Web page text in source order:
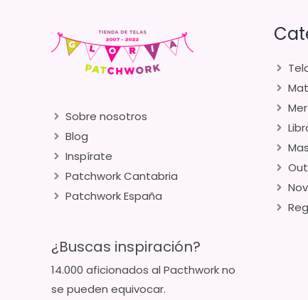
Sobre nosotros
Blog
Inspírate
Patchwork Cantabria
Patchwork España
¿Buscas inspiración?
14.000 aficionados al Pacthwork no
se pueden equivocar.